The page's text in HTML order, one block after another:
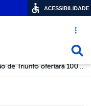
Acesso
Secretaria de Educação de Triunfo ofertará 100 vagas em cursos técnicos, na modalidade à distância, em parceria com o Governo do Estado. Saiba como se inscrever
ACESSIBILIDADE